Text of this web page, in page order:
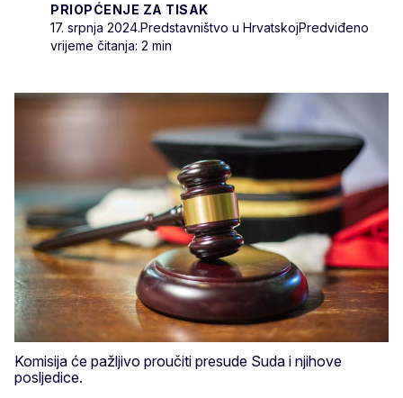
PRIOPĆENJE ZA TISAK
17. srpnja 2024.Predstavništvo u HrvatskojPredviđeno
vrijeme čitanja: 2 min
Komisija će pažljivo proučiti presude Suda i njihove
posljedice.